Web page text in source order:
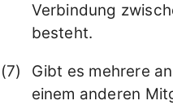
Verbindung
besteht.
Gibt es mehrere
einem anderen